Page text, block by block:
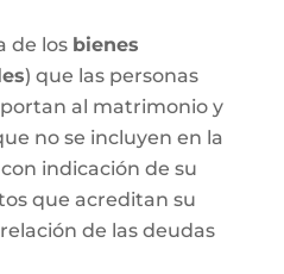
de los bienes
) que las personas
al matrimonio y
no se incluyen en la
con indicación de su
que acreditan su
de las deudas